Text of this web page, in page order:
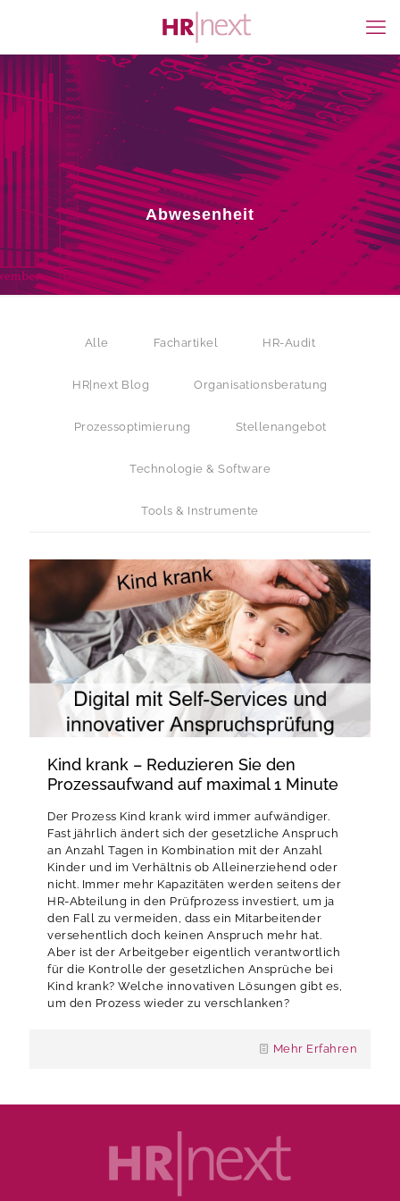
Abwesenheit
Alle Fachartikel HR-Audit
HR|next Blog Organisationsberatung
Prozessoptimierung Stellenangebot
Technologie & Software
Tools & Instrumente
Kind krank – Reduzieren Sie den
Prozessaufwand auf maximal 1 Minute
Der Prozess Kind krank wird immer aufwändiger.
Fast jährlich ändert sich der gesetzliche Anspruch
an Anzahl Tagen in Kombination mit der Anzahl
Kinder und im Verhältnis ob Alleinerziehend oder
nicht. Immer mehr Kapazitäten werden seitens der
HR-Abteilung in den Prüfprozess investiert, um ja
den Fall zu vermeiden, dass ein Mitarbeitender
versehentlich doch keinen Anspruch mehr hat.
Aber ist der Arbeitgeber eigentlich verantwortlich
für die Kontrolle der gesetzlichen Ansprüche bei
Kind krank? Welche innovativen Lösungen gibt es,
um den Prozess wieder zu verschlanken?
Mehr Erfahren